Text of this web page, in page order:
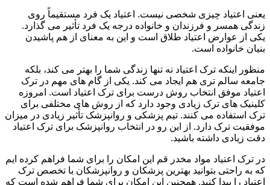
یعنی اعتیاد چیزی شخصی نیست. اعتیاد یک فرد مستقیماً روی
زندگی همسر و فرزندان و خانواده درجه یک فرد تأثیر می گذارد.
یکی از عوارض اعتیاد طلاق است و این به معنای از هم پاشیدن
بنیان خانواده است.
منظور اینکه ترک اعتیاد نه تنها زندگی شما را بهتر می کند، بلکه
جامعه سالم تری هم ایجاد می کند. یکی از گام های مهم در ترک
اعتیاد موفق انتخاب روش درست برای ترک اعتیاد است. امروزه
کلینیک های ترک زیادی وجود دارد که از روش های مختلفی برای
ترک استفاده می کنند. تیم پزشکی و روانپزشک تأثیر زیادی در میزان
موفقیت ترک دارد. از این رو در انتخاب روانپزشک برای ترک اعتیاد
دقت زیادی داشته باشید.
در ترک اعتیاد مواد مخدر قم این امکان را برای شما فراهم کرده ایم
که به راحتی بتوانید بهترین پزشکان و روانپزشکان با تخصص ترک
اعتیاد را پیدا کنید. همچنین این امکان برای شما فراهم شده است که